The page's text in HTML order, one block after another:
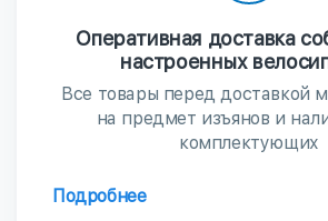
Оперативная доставка
настроенных
Все товары перед доставкой
на предмет изъянов и
комплектующих
Подробнее